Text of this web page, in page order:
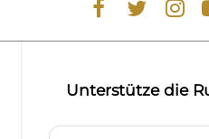
Unterstütze die